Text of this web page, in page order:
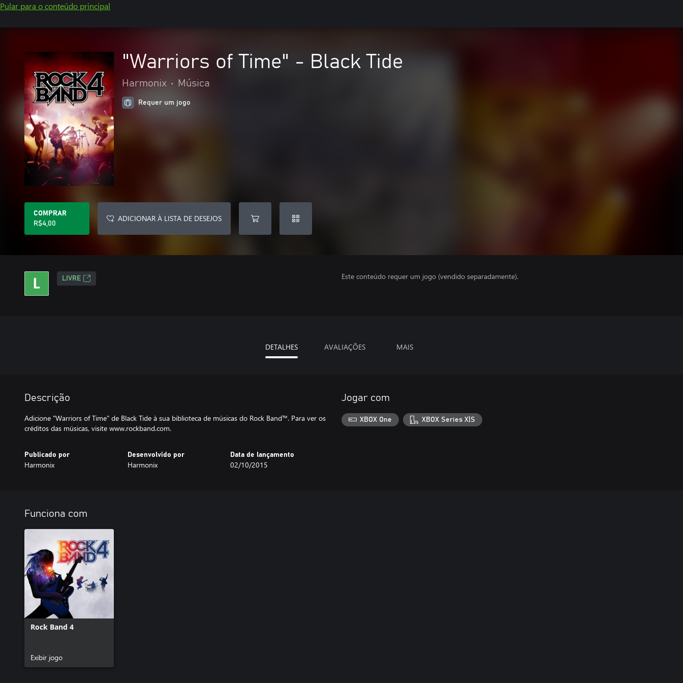
Pular para o conteúdo principal
"Warriors of Time" - Black Tide
Harmonix • Música
Requer um jogo
COMPRAR
R$4,00
ADICIONAR À LISTA DE DESEJOS
LIVRE Este conteúdo requer um jogo (vendido separadamente).
DETALHES AVALIAÇÕES MAIS
Descrição
Adicione "Warriors of Time" de Black Tide à sua biblioteca de músicas do Rock Band™. Para ver os
créditos das músicas, visite www.rockband.com.
Publicado por
Harmonix
Desenvolvido por
Harmonix
Data de lançamento
02/10/2015
Jogar com
XBOX One XBOX Series X|S
Funciona com
Rock Band 4
Exibir jogo